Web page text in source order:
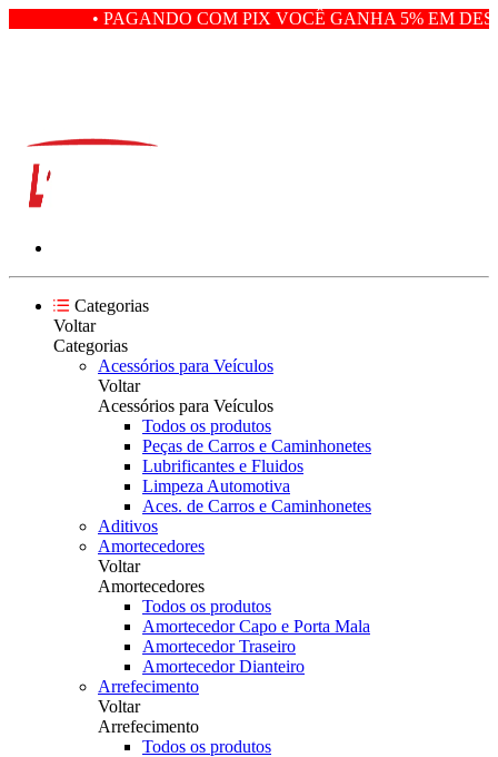
• PAGANDO COM PIX VOCÊ GANHA 5% EM
Categorias
Voltar
Categorias
Acessórios para Veículos
Voltar
Acessórios para Veículos
Todos os produtos
Peças de Carros e Caminhonetes
Lubrificantes e Fluidos
Limpeza Automotiva
Aces. de Carros e Caminhonetes
Aditivos
Amortecedores
Voltar
Amortecedores
Todos os produtos
Amortecedor Capo e Porta Mala
Amortecedor Traseiro
Amortecedor Dianteiro
Arrefecimento
Voltar
Arrefecimento
Todos os produtos